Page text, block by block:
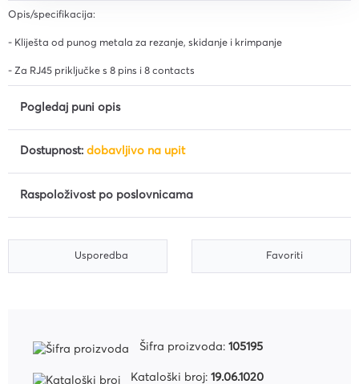
Opis/specifikacija:
- Kliješta od punog metala za rezanje, skidanje i krimpanje
- Za RJ45 priključke s 8 pins i 8 contacts
Pogledaj puni opis
Dostupnost: dobavljivo na upit
Raspoloživost po poslovnicama
Usporedba Favoriti
Šifra proizvoda:105195
Kataloški broj:19.06.1020